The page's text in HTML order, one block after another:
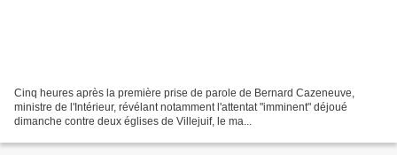
Cinq heures après la première prise de parole de Bernard Cazeneuve,
ministre de l'Intérieur, révélant notamment l'attentat "imminent" déjoué
dimanche contre deux églises de Villejuif, le ma...